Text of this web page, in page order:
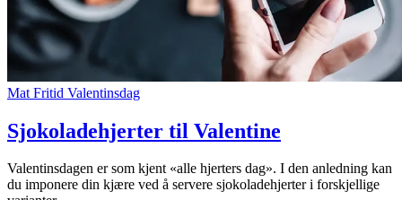
Mat Fritid Valentinsdag
Sjokoladehjerter til Valentine
Valentinsdagen er som kjent «alle hjerters dag». I den anledning kan
du imponere din kjære ved å servere sjokoladehjerter i forskjellige